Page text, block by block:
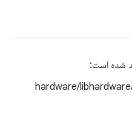
شده است:
hardware/